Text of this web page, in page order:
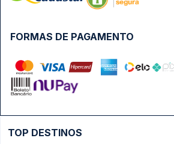
FORMAS DE PAGAMENTO
TOP DESTINOS